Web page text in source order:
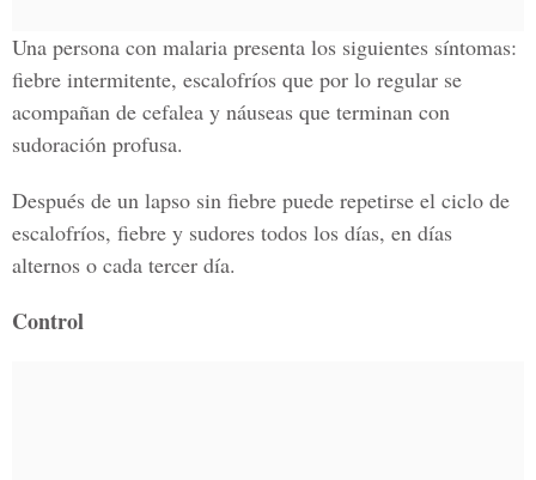
Una persona con malaria presenta los siguientes síntomas:
fiebre intermitente, escalofríos que por lo regular se
acompañan de cefalea y náuseas que terminan con
sudoración profusa.
Después de un lapso sin fiebre puede repetirse el ciclo de
escalofríos, fiebre y sudores todos los días, en días
alternos o cada tercer día.
Control